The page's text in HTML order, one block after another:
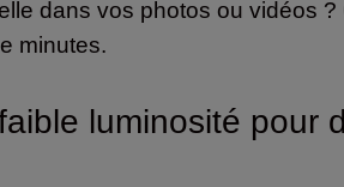
dans vos photos ou vidéos
minutes.
luminosité pour